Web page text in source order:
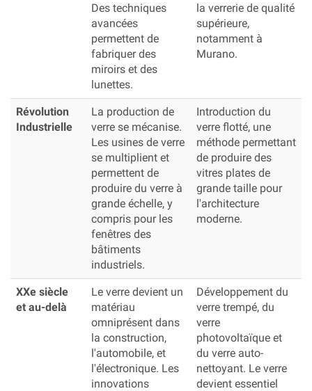
Des techniques
avancées
permettent de
fabriquer des
miroirs et des
lunettes.
la verrerie de qualité
supérieure,
notamment à
Murano.
Révolution
Industrielle
La production de
verre se mécanise.
Les usines de verre
se multiplient et
permettent de
produire du verre à
grande échelle, y
compris pour les
fenêtres des
bâtiments
industriels.
Introduction du
verre flotté, une
méthode permettant
de produire des
vitres plates de
grande taille pour
l'architecture
moderne.
XXe siècle
et au-delà
Le verre devient un
matériau
omniprésent dans
la construction,
l'automobile, et
l'électronique. Les
innovations
Développement du
verre trempé, du
verre
photovoltaïque et
du verre auto-
nettoyant. Le verre
devient essentiel